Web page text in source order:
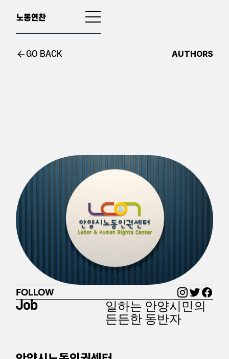
GO BACK AUTHORS
FOLLOW
Job
일하는 안양시민의
든든한 동반자